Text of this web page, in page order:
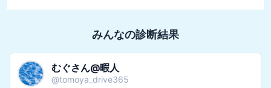
みんなの診断結果
むぐさん@暇人
@tomoya_drive365